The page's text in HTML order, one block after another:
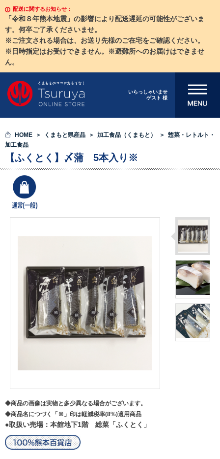
配送に関するお知らせ：
「令和８年熊本地震」の影響により配送遅延の可能性がございま
す。何卒ご了承くださいませ。
※ご注文される場合は、お送り先様のご在宅をご確認ください。
※日時指定はお受けできません。※避難所へのお届けはできませ
ん。
いらっしゃいませ
ゲスト 様
メニューを開
HOME くまもと県産品 加工食品（くまもと）
惣菜・レトルト・
加工食品
【ふくとく】〆蒲 5本入り※
◆商品の画像は実物と多少異なる場合がございます。
◆商品名につづく「※」印は軽減税率(8%)適用商品
●取扱い売場：本館地下1階 総菜「ふくとく」